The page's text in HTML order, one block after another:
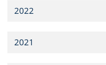
2022
2021